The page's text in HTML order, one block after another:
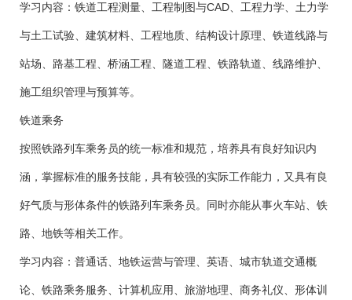
学习内容：铁道工程测量、工程制图与CAD、工程力学、土力学
与土工试验、建筑材料、工程地质、结构设计原理、铁道线路与
站场、路基工程、桥涵工程、隧道工程、铁路轨道、线路维护、
施工组织管理与预算等。
铁道乘务
按照铁路列车乘务员的统一标准和规范，培养具有良好知识内
涵，掌握标准的服务技能，具有较强的实际工作能力，又具有良
好气质与形体条件的铁路列车乘务员。同时亦能从事火车站、铁
路、地铁等相关工作。
学习内容：普通话、地铁运营与管理、英语、城市轨道交通概
论、铁路乘务服务、计算机应用、旅游地理、商务礼仪、形体训